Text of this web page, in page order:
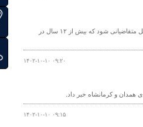
مدیرعامل شرکت عمران پردیس گفت: تا سال آینده مسکن مهر پردیس باید تکمیل و تحویل متقاضیانی شود که بیش از ۱۲ سال در
۱۴۰۲-۱۰-۱۰ ۰۹:۲۰
و کرمانشاه خبر داد.
۱۴۰۲-۱۰-۱۰ ۰۹:۱۵